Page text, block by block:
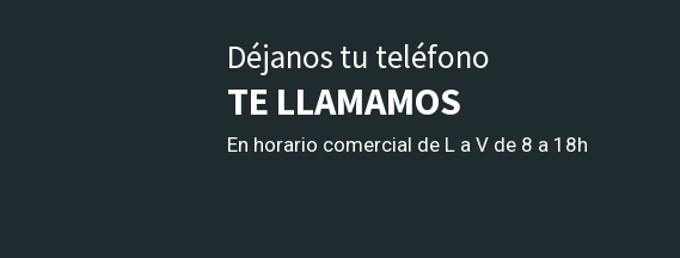
Déjanos tu teléfono
TE LLAMAMOS
En horario comercial de L a V de 8 a 18h